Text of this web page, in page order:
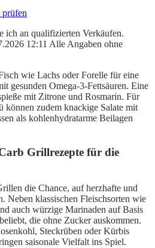
prüfen
ich an qualifizierten Verkäufen.
12:11 Alle Angaben ohne
wie Lachs oder Forelle für eine
gesunden Omega-3-Fettsäuren. Eine
mit Zitrone und Rosmarin. Für
können zudem knackige Salate mit
als kohlenhydratarme Beilagen
Grillrezepte für die
die Chance, auf herzhafte und
Neben klassischen Fleischsorten wie
auch würzige Marinaden auf Basis
die ohne Zucker auskommen.
Steckrüben oder Kürbis
saisonale Vielfalt ins Spiel.